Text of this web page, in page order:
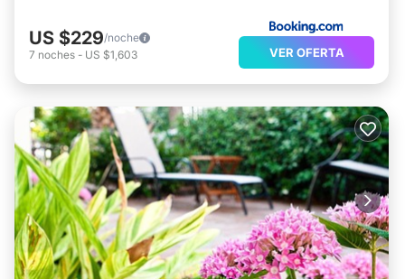
US $229/noche
7 noches - US $1,603 VER OFERTA